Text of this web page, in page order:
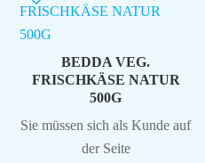
BEDDA VEG.
FRISCHKÄSE NATUR
500G
Sie müssen sich als Kunde auf
der Seite